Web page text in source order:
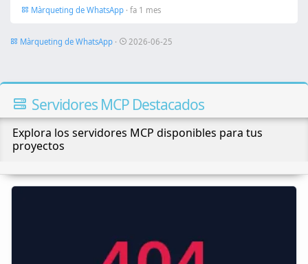
Màrqueting de WhatsApp · fa 1 mes
Màrqueting de WhatsApp · 2026-06-25
Servidores MCP Destacados
Explora los servidores MCP disponibles para tus
proyectos